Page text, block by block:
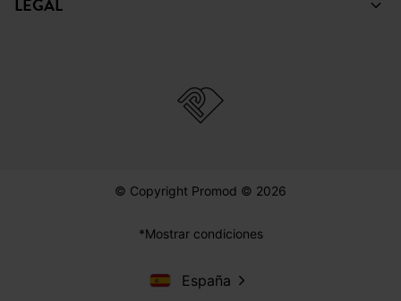
LEGAL
© Copyright Promod © 2026
*Mostrar condiciones
España